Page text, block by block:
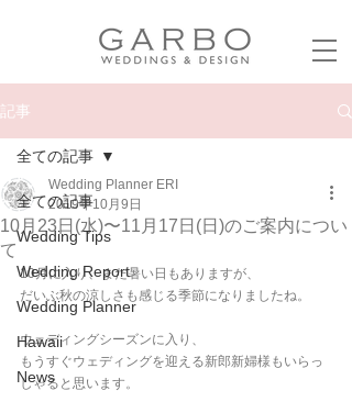
記事
全ての記事
Wedding Tips
Wedding Report
Wedding Planner
Hawaii
News
全ての記事
10月23日(水)〜11月17日(日)のご案内につい
て
Wedding Planner ERI
2019年10月9日
10月に入り、まだ暑い日もありますが、
だいぶ秋の涼しさも感じる季節になりましたね。
ウェディングシーズンに入り、
もうすぐウェディングを迎える新郎新婦様もいらっ
しゃると思います。